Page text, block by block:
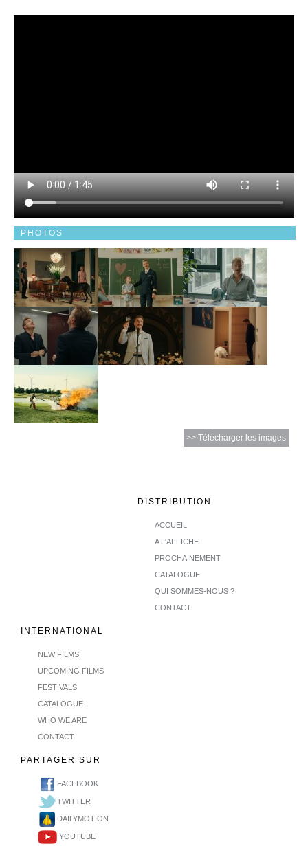
PHOTOS
>> Télécharger les images
DISTRIBUTION
ACCUEIL
A L'AFFICHE
PROCHAINEMENT
CATALOGUE
QUI SOMMES-NOUS ?
CONTACT
INTERNATIONAL
NEW FILMS
UPCOMING FILMS
FESTIVALS
CATALOGUE
WHO WE ARE
CONTACT
PARTAGER SUR
FACEBOOK
TWITTER
DAILYMOTION
YOUTUBE